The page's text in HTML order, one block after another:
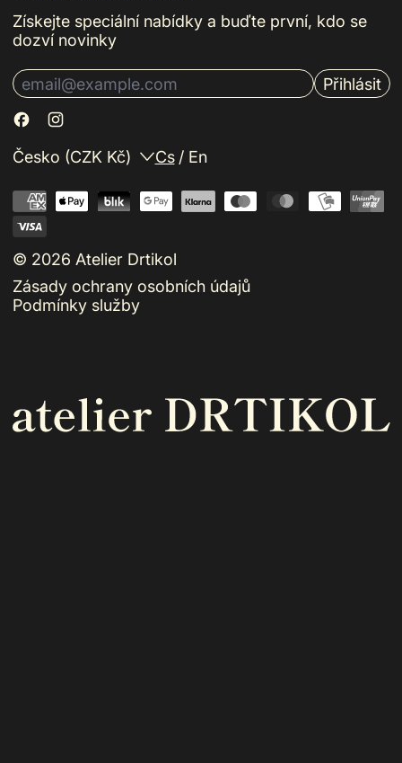
Získejte speciální nabídky a buďte první, kdo se
dozví novinky
E-mailová adresa Přihlásit
Země/oblast
Česko (CZK Kč) Jazyk
Cs / En
© 2026 Atelier Drtikol
Zásady ochrany osobních údajů
Podmínky služby